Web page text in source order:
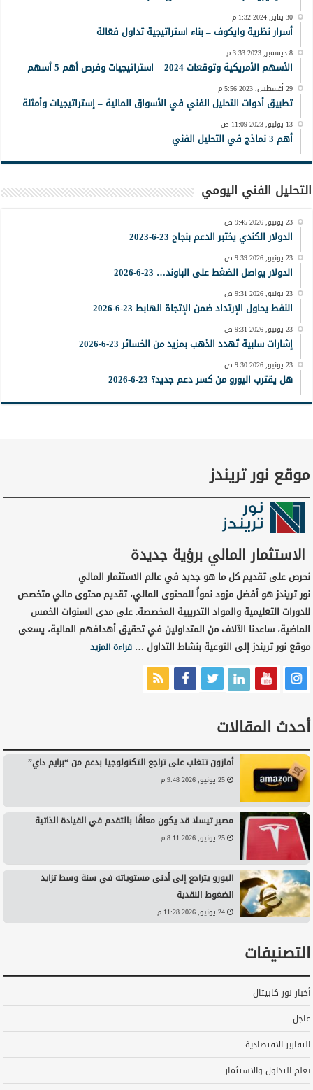
30 يناير, 2024 1:32 م
أسرار نظرية وايكوف – بناء استراتيجية تداول فعّالة
8 ديسمبر, 2023 3:33 م
الأسهم الأمريكية وتوقعات 2024 – استراتيجيات وفرص أهم 5 أسهم
29 أغسطس, 2023 5:56 م
تطبيق أدوات التحليل الفني في الأسواق المالية – إستراتيجيات وأمثلة
13 يوليو, 2023 11:09 ص
أهم 3 نماذج في التحليل الفني
التحليل الفني اليومي
23 يونيو, 2026 9:45 ص
الدولار الكندي يختبر الدعم بنجاح 23-6-2023
23 يونيو, 2026 9:39 ص
الدولار يواصل الضغط على الباوند… 23-6-2026
23 يونيو, 2026 9:31 ص
النفط يحاول الإرتداد ضمن الإتجاة الهابط 23-6-2026
23 يونيو, 2026 9:31 ص
إشارات سلبية تُهدد الذهب بمزيد من الخسائر 23-6-2026
23 يونيو, 2026 9:30 ص
هل يقترب اليورو من كسر دعم جديد؟ 23-6-2026
موقع نور تريندز
الاستثمار المالي برؤية جديدة
نحرص على تقديم كل ما هو جديد في عالم الاستثمار المالي
نور تريندز هو أفضل مزود نمواً للمحتوى المالي، تقديم محتوى مالي متخصص
للدورات التعليمية والمواد التدريبية المخصصة. على مدى السنوات الخمس
الماضية، ساعدنا الآلاف من المتداولين في تحقيق أهدافهم المالية، يسعى
موقع نور تريندز إلى التوعية بنشاط التداول …قراءة المزيد
أحدث المقالات
أمازون تتغلب على تراجع التكنولوجيا بدعم من “برايم داي”
25 يونيو, 2026 9:48 م
مصير تيسلا قد يكون معلقًا بالتقدم في القيادة الذاتية
25 يونيو, 2026 8:11 م
اليورو يتراجع إلى أدنى مستوياته في سنة وسط تزايد
الضغوط النقدية
24 يونيو, 2026 11:28 م
التصنيفات
أخبار نور كابيتال
عاجل
التقارير الاقتصادية
تعلم التداول والاستثمار